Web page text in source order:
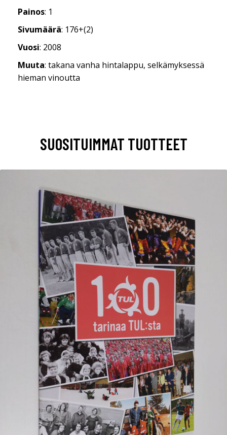
Painos: 1
Sivumäärä: 176+(2)
Vuosi: 2008
Muuta: takana vanha hintalappu, selkämyksessä
hieman vinoutta
SUOSITUIMMAT TUOTTEET